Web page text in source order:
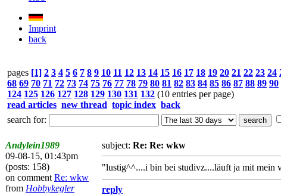
Imprint
back
pages [1] 2 3 4 5 6 7 8 9 10 11 12 13 14 15 16 17 18 19 20 21 22 23 24
68 69 70 71 72 73 74 75 76 77 78 79 80 81 82 83 84 85 86 87 88 89 90
124 125 126 127 128 129 130 131 132 (10 entries per page)
read articles new thread topic index back
search for:
Andylein1989
09-08-15, 01:43pm
(posts: 158)
on comment Re: wkw
from Hobbykegler
subject: Re: Re: wkw
"lustig^^....i bin bei studivz....läuft ja mit mein
reply